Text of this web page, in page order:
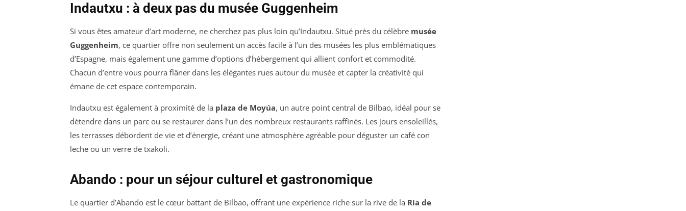
Indautxu : à deux pas du musée Guggenheim
Si vous êtes amateur d’art moderne, ne cherchez pas plus loin qu’Indautxu. Situé près du célèbre musée
Guggenheim, ce quartier offre non seulement un accès facile à l’un des musées les plus emblématiques
d’Espagne, mais également une gamme d’options d’hébergement qui allient confort et commodité.
Chacun d’entre vous pourra flâner dans les élégantes rues autour du musée et capter la créativité qui
émane de cet espace contemporain.
Indautxu est également à proximité de la plaza de Moyúa, un autre point central de Bilbao, idéal pour se
détendre dans un parc ou se restaurer dans l’un des nombreux restaurants raffinés. Les jours ensoleillés,
les terrasses débordent de vie et d’énergie, créant une atmosphère agréable pour déguster un café con
leche ou un verre de txakoli.
Abando : pour un séjour culturel et gastronomique
Le quartier d’Abando est le cœur battant de Bilbao, offrant une expérience riche sur la rive de la Ría de